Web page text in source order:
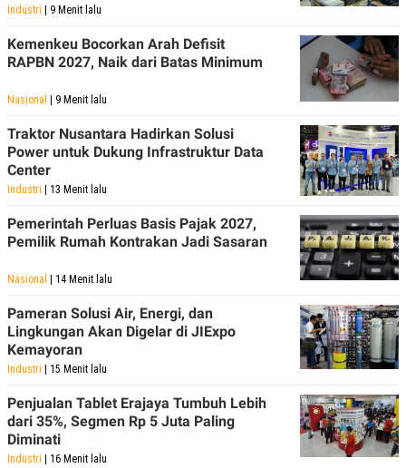
Industri | 9 Menit lalu
Kemenkeu Bocorkan Arah Defisit
RAPBN 2027, Naik dari Batas Minimum
Nasional | 9 Menit lalu
Traktor Nusantara Hadirkan Solusi
Power untuk Dukung Infrastruktur Data
Center
Industri | 13 Menit lalu
Pemerintah Perluas Basis Pajak 2027,
Pemilik Rumah Kontrakan Jadi Sasaran
Nasional | 14 Menit lalu
Pameran Solusi Air, Energi, dan
Lingkungan Akan Digelar di JIExpo
Kemayoran
Industri | 15 Menit lalu
Penjualan Tablet Erajaya Tumbuh Lebih
dari 35%, Segmen Rp 5 Juta Paling
Diminati
Industri | 16 Menit lalu